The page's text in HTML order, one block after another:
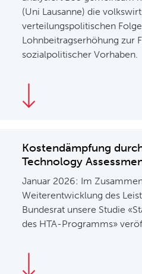
(Uni Lausanne) die
verteilungspolitischen
Lohnbeitragserhöhung zur
sozialpolitischer Vorhaben.
Kostendämpfung
Technology
Januar 2026: Im
Weiterentwicklung des
Bundesrat unsere Studie
des HTA-Programms»